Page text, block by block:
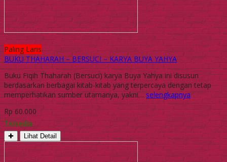
Paling Laris
BUKU THAHARAH – BERSUCI – KARYA BUYA YAHYA
Buku Fiqih Thaharah (Bersuci) karya Buya Yahya ini disusun
berdasarkan berbagai kitab-kitab yang terpercaya dengan tetap
memperhatikan sumber utamanya, yakni…selengkapnya
Rp 60.000
Tersedia
✚ Lihat Detail